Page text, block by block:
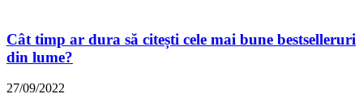
Cât timp ar dura să citești cele mai bune bestselleruri
din lume?
27/09/2022